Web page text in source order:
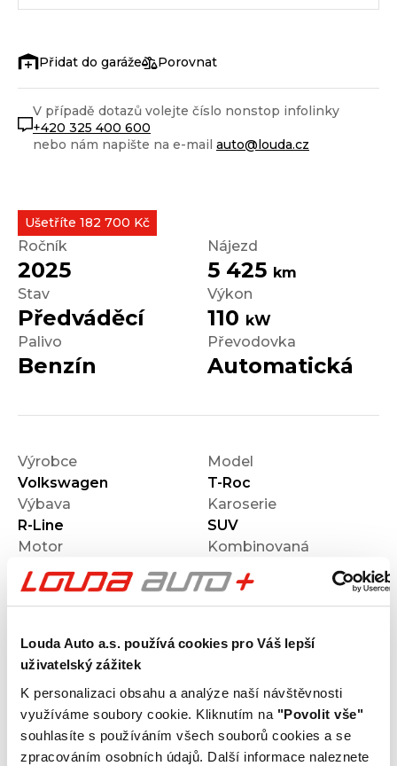
Louda Auto a.s. používá cookies pro Váš lepší
uživatelský zážitek
K personalizaci obsahu a analýze naší návštěvnosti
využíváme soubory cookie. Kliknutím na "Povolit vše"
souhlasíte s používáním všech souborů cookies a se
zpracováním osobních údajů. Další informace naleznete
Ušetříte 182 700 Kč
Ročník
2025
Nájezd
5 425 km
Stav
Předváděcí
Výkon
110 kW
Palivo
Benzín
Převodovka
Automatická
Výrobce
Volkswagen
Model
T-Roc
Výbava
R-Line
Karoserie
SUV
Motor
1.5 TSI
Kombinovaná
Počet dveří
5
Barva
Černá
S odpočtem DPH
Termín dodání
Ihned k odběru
O121O07571
Výbava
Porovnat
V případě dotazů volejte číslo nonstop infolinky
+420 325 400 600
nebo nám napište na e-mail auto@louda.cz